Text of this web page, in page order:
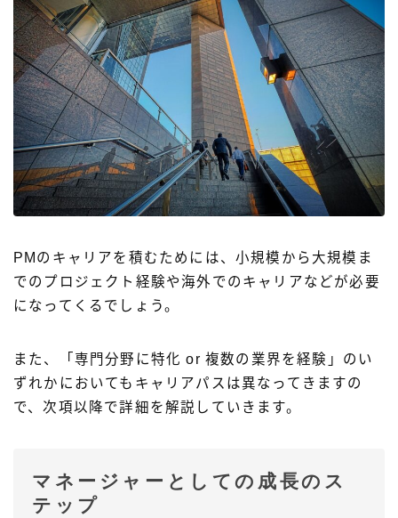
PMのキャリアを積むためには、小規模から大規模ま
でのプロジェクト経験や海外でのキャリアなどが必要
になってくるでしょう。
また、「専門分野に特化 or 複数の業界を経験」のい
ずれかにおいてもキャリアパスは異なってきますの
で、次項以降で詳細を解説していきます。
マネージャーとしての成長のス
テップ